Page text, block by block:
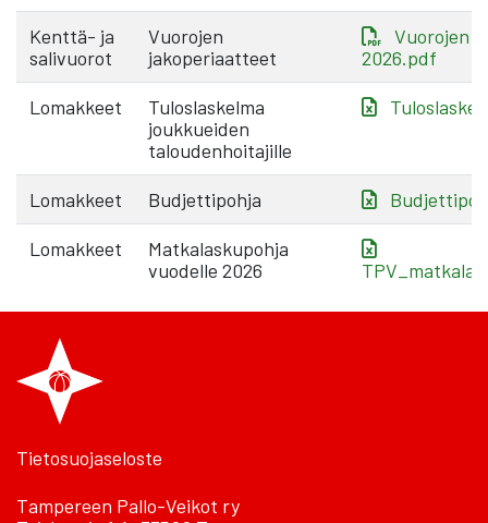
Kenttä- ja
salivuorot
Vuorojen
jakoperiaatteet
Vuorojen
2026.pdf
Lomakkeet
Tuloslaskelma
joukkueiden
taloudenhoitajille
Lomakkeet Budjettipohja
Lomakkeet
Matkalaskupohja
vuodelle 2026
Tietosuojaseloste
Tampereen Pallo-Veikot ry